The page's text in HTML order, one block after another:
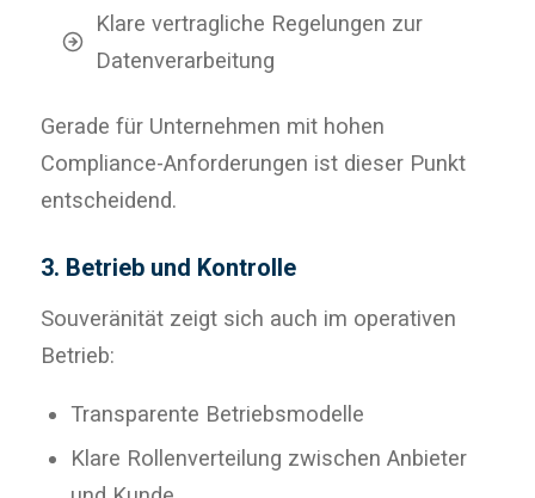
Klare vertragliche Regelungen zur
Datenverarbeitung
Gerade für Unternehmen mit hohen
Compliance-Anforderungen ist dieser Punkt
entscheidend.
3. Betrieb und Kontrolle
Souveränität zeigt sich auch im operativen
Betrieb:
Transparente Betriebsmodelle
Klare Rollenverteilung zwischen Anbieter